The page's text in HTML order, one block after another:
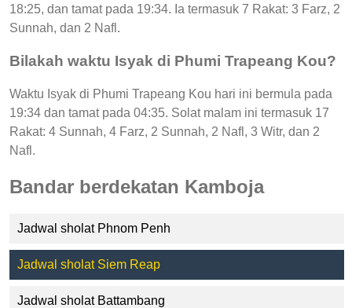
18:25, dan tamat pada 19:34. Ia termasuk 7 Rakat: 3 Farz, 2
Sunnah, dan 2 Nafl.
Bilakah waktu Isyak di Phumi Trapeang Kou?
Waktu Isyak di Phumi Trapeang Kou hari ini bermula pada
19:34 dan tamat pada 04:35. Solat malam ini termasuk 17
Rakat: 4 Sunnah, 4 Farz, 2 Sunnah, 2 Nafl, 3 Witr, dan 2
Nafl.
Bandar berdekatan Kamboja
Jadwal sholat Phnom Penh
Jadwal sholat Siem Reap
Jadwal sholat Battambang